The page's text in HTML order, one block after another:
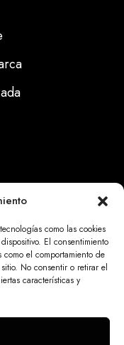
como las cookies
El consentimiento
el comportamiento de
No consentir o retirar el
características y